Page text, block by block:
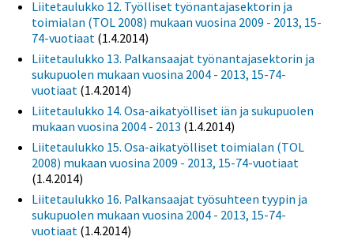
Liitetaulukko 12. Työlliset työnantajasektorin ja
toimialan (TOL 2008) mukaan vuosina 2009 - 2013, 15-
74-vuotiaat (1.4.2014)
Liitetaulukko 13. Palkansaajat työnantajasektorin ja
sukupuolen mukaan vuosina 2004 - 2013, 15-74-
vuotiaat (1.4.2014)
Liitetaulukko 14. Osa-aikatyölliset iän ja sukupuolen
mukaan vuosina 2004 - 2013 (1.4.2014)
Liitetaulukko 15. Osa-aikatyölliset toimialan (TOL
2008) mukaan vuosina 2009 - 2013, 15-74-vuotiaat
(1.4.2014)
Liitetaulukko 16. Palkansaajat työsuhteen tyypin ja
sukupuolen mukaan vuosina 2004 - 2013, 15-74-
vuotiaat (1.4.2014)